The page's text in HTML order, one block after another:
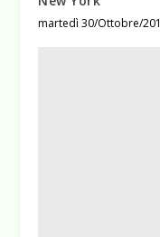
martedì 30/Ottobre/